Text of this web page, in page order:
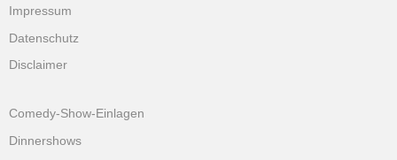
Impressum
Datenschutz
Disclaimer
Comedy-Show-Einlagen
Dinnershows